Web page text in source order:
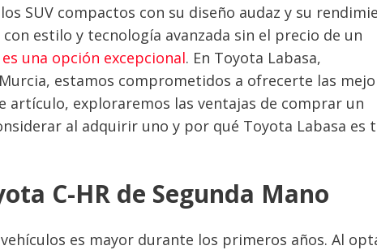
SUV compactos con su diseño audaz y su
estilo y tecnología avanzada sin el precio de un
una opción excepcional. En Toyota Labasa,
estamos comprometidos a ofrecerte las
artículo, exploraremos las ventajas de comprar un
al adquirir uno y por qué Toyota Labasa es
C-HR de Segunda Mano
es mayor durante los primeros años. Al